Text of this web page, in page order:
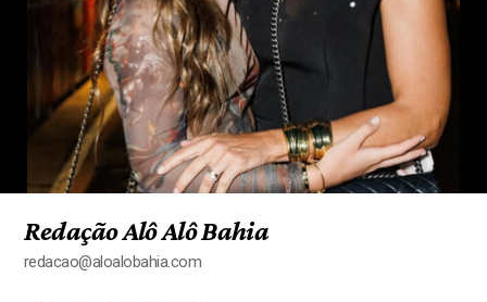
Redação Alô Alô Bahia
redacao@aloalobahia.com